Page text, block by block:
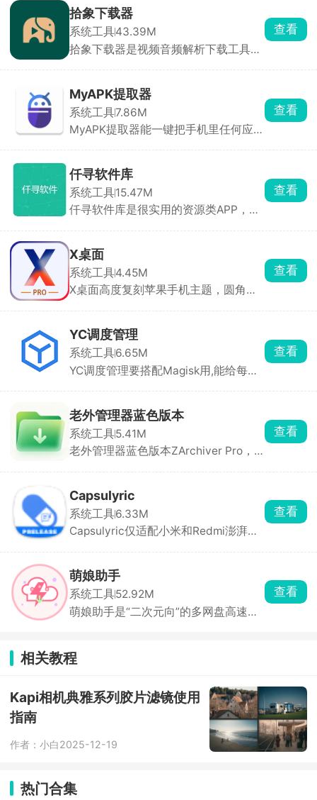
拾象下载器
系统工具43.39M
拾象下载器是视频音频解析下载工具，
直接复制视频链接粘贴到软件首页解
析，或是在刷视频时点分享，直接跳转
拾象识别，下载好的素材会统一存在在
媒体库里。整体界面干干净净，没有开
查看
MyAPK提取器
系统工具7.86M
MyAPK提取器能一键把手机里任何应用
标。本地APK也能统一管理，可排序、
搜索、批量删或分享。想备份App、分
享安装包或清理旧安装包，用它都很方
便，干净又好用。
查看
仟寻软件库
系统工具15.47M
仟寻软件库是很实用的资源类APP，很
洁，没有乱七八糟的广告，下载速度也
比较稳定。软件更新也比较及时，经常
会上新热门资源，适合想找各种实用小
工具、免费看剧看小说的人。
查看
X桌面
系统工具4.45M
X桌面高度复刻苹果手机主题，圆角图
果风格壁纸、时钟天气小组件。手势操
作能自定义，上滑调出快捷控制中心、
双指捏合编辑桌面，贴合苹果的使用习
惯。
查看
YC调度管理
系统工具6.65M
YC调度管理要搭配Magisk用,能给每个
式更耐用。还能设置屏幕刷新率，高刷
更流畅。能看CPU温度、帧率，一键清
后台，解决手机越用越卡、玩游戏掉帧
的问题。
查看
老外管理器蓝色版本
系统工具5.41M
老外管理器蓝色版本ZArchiver Pro，
单，功能全部免费使用，能够快速的解
压各种格式的文件文档，有序地归纳整
理，是用户在处理压缩文件时的好帮
手。
查看
Capsulyric
系统工具6.33M
Capsulyric仅适配小米和Redmi澎湃系
滚动实时歌词，不遮挡屏幕画面，进度
条跟随歌曲专辑封面自动动态变色。
查看
萌娘助手
系统工具52.92M
萌娘助手是“二次元向”的多网盘高速下
首页关键词直达，可搜动漫、漫画、游
戏、学习资料，链接有效性实时检测 。
盘 10 KB/s，萌娘助手就是现成的“二次
元加速外挂”。
查看
相关教程
Kapi相机典雅系列胶片滤镜使用
指南
作者：小白2025-12-19
热门合集